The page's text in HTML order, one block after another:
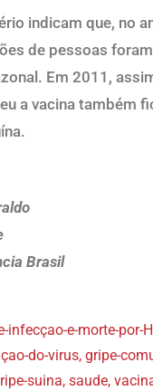
indicam que, no
de pessoas
Em 2011,
a vacina também
Brasil
infecçao-e-morte-por-
do-virus, gripe-
suina, saude,